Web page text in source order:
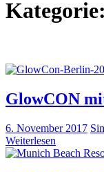
Kategorie:
GlowCON
6. November 2017
Weiterlesen